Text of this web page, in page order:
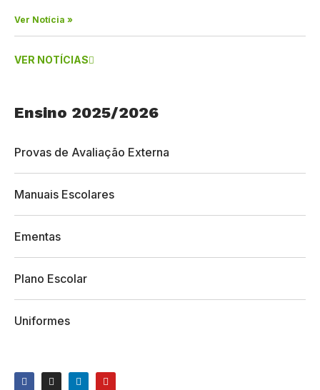
Ver Notícia »
VER NOTÍCIAS
Ensino 2025/2026
Provas de Avaliação Externa
Manuais Escolares
Ementas
Plano Escolar
Uniformes